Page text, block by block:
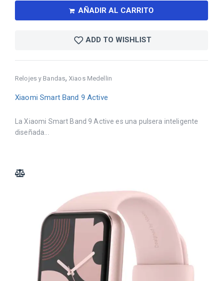
Relojes y Bandas,Xiaos Medellin
Xiaomi Smart Band 9 Active
La Xiaomi Smart Band 9 Active es una pulsera inteligente
diseñada...
AÑADIR AL CARRITO
ADD TO WISHLIST